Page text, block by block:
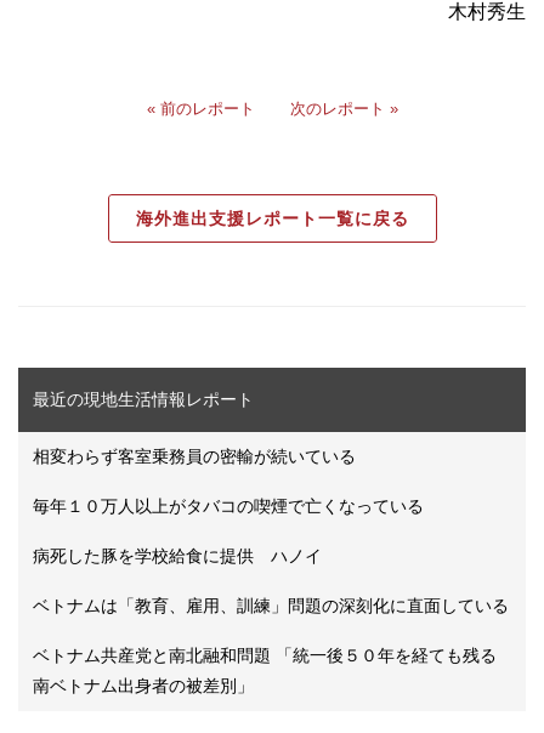
木村秀生
« 前のレポート 次のレポート »
海外進出支援レポート一覧に戻る
最近の現地生活情報レポート
相変わらず客室乗務員の密輸が続いている
毎年１０万人以上がタバコの喫煙で亡くなっている
病死した豚を学校給食に提供 ハノイ
ベトナムは「教育、雇用、訓練」問題の深刻化に直面している
ベトナム共産党と南北融和問題 「統一後５０年を経ても残る
南ベトナム出身者の被差別」